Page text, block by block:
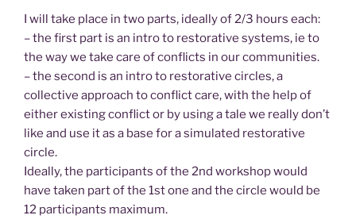
I will take place in two parts, ideally of 2/3 hours each:
– the first part is an intro to restorative systems, ie to
the way we take care of conflicts in our communities.
– the second is an intro to restorative circles, a
collective approach to conflict care, with the help of
either existing conflict or by using a tale we really don’t
like and use it as a base for a simulated restorative
circle.
Ideally, the participants of the 2nd workshop would
have taken part of the 1st one and the circle would be
12 participants maximum.